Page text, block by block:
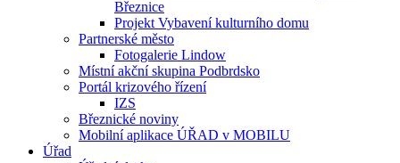
Březnice
Projekt Vybavení kulturního domu
Partnerské město
Fotogalerie Lindow
Místní akční skupina Podbrdsko
Portál krizového řízení
IZS
Březnické noviny
Mobilní aplikace ÚŘAD v MOBILU
Úřad